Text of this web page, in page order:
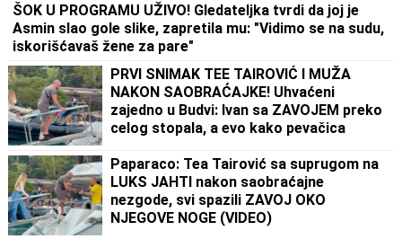
ŠOK U PROGRAMU UŽIVO! Gledateljka tvrdi da joj je
Asmin slao gole slike, zapretila mu: "Vidimo se na sudu,
iskorišćavaš žene za pare"
PRVI SNIMAK TEE TAIROVIĆ I MUŽA
NAKON SAOBRAĆAJKE! Uhvaćeni
zajedno u Budvi: Ivan sa ZAVOJEM preko
celog stopala, a evo kako pevačica
Paparaco: Tea Tairović sa suprugom na
LUKS JAHTI nakon saobraćajne
nezgode, svi spazili ZAVOJ OKO
NJEGOVE NOGE (VIDEO)